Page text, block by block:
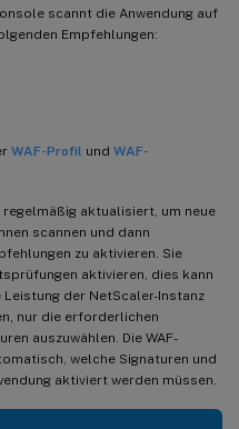
scannt die Anwendung auf
Empfehlungen:
WAF-Profil und WAF-
regelmäßig aktualisiert, um neue
scannen und dann
zu aktivieren. Sie
aktivieren, dies kann
der NetScaler-Instanz
nur die erforderlichen
auszuwählen. Die WAF-
welche Signaturen und
aktiviert werden müssen.